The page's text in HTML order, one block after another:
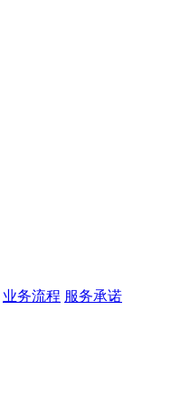
业务流程 服务承诺